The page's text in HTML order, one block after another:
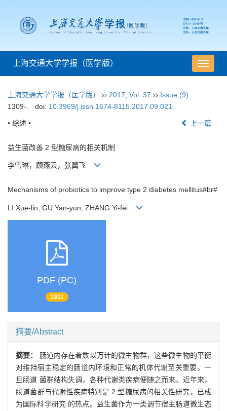
导
航
上海交通大学学报（医学版）
上海交通大学学报（医学版） ›› 2017 Vol. 37 ›› Issue (9):
1309-.
doi: 10.3969/j.issn.1674-8115.2017.09.021
• 综述 • 上一篇
益生菌改善 2 型糖尿病的相关机制
李雪琳，顾燕云，张翼飞
Mechanisms of probiotics to improve type 2 diabetes mellitus#br#
LI Xue-lin, GU Yan-yun, ZHANG Yi-fei
PDF (PC)
1911
摘要/Abstract
摘要： 肠道内存在着数以万计的微生物群，这些微生物的平衡
对维持宿主稳定的肠道内环境和正常的机体代谢至关重要。一
旦肠道 菌群结构失调，各种代谢类疾病便随之而来。近年来，
肠道菌群与代谢性疾病特别是 2 型糖尿病的相关性研究，已成
为国际科学研究 的热点。益生菌作为一类调节宿主肠道微生态